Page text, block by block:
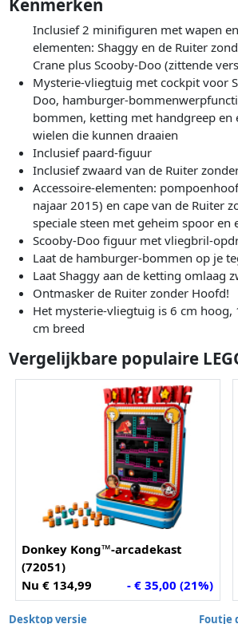
Kenmerken
Inclusief 2 minifiguren met wapen
elementen: Shaggy en de Ruiter
Crane plus Scooby-Doo (zittende
Mysterie-vliegtuig met cockpit voor
Doo, hamburger-
bommen, ketting met handgreep en
wielen die kunnen draaien
Inclusief paard-figuur
Inclusief zwaard van de Ruiter
Accessoire-elementen:
najaar 2015) en cape van de Ruiter
speciale steen met geheim spoor en
Scooby-Doo figuur met vliegbril-
Laat de hamburger-bommen op je
Laat Shaggy aan de ketting omlaag
Ontmasker de Ruiter zonder Hoofd!
Het mysterie-vliegtuig is 6 cm hoog,
cm breed
Vergelijkbare populaire
Donkey Kong™-arcadekast
(72051)
Nu € 134,99
- € 35,00 (21%)
Desktop versie Foutje